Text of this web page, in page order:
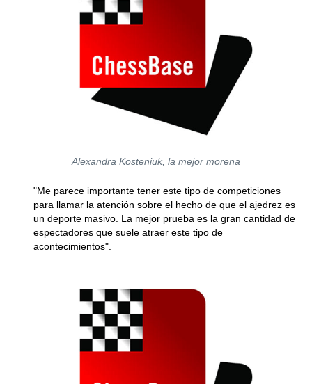
Alexandra Kosteniuk, la mejor morena
"Me parece importante tener este tipo de competiciones
para llamar la atención sobre el hecho de que el ajedrez es
un deporte masivo. La mejor prueba es la gran cantidad de
espectadores que suele atraer este tipo de
acontecimientos".